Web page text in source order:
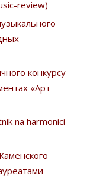
review)
конкурсу
«Арт-
na harmonici